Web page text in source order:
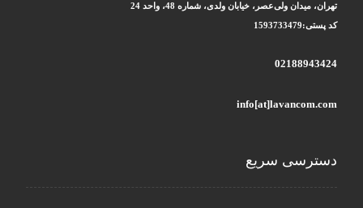
تهران، میدان ولی‌عصر، خیابان ولدی، شماره 48، واحد 24
کد پستی:1593733479
02188943424
info[at]lavancom.com
دسترسی سریع